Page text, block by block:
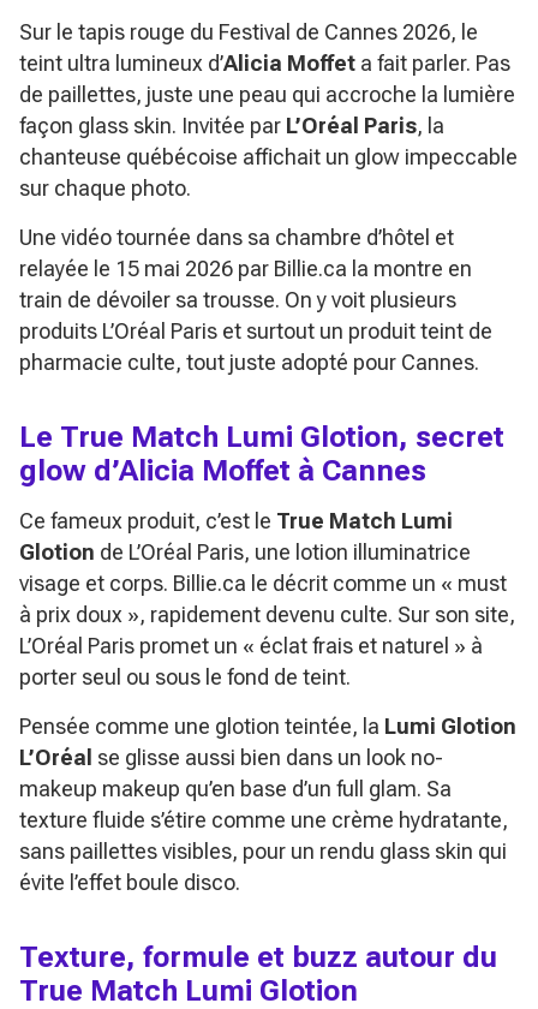
Sur le tapis rouge du Festival de Cannes 2026, le
teint ultra lumineux d’Alicia Moffet a fait parler. Pas
de paillettes, juste une peau qui accroche la lumière
façon glass skin. Invitée par L’Oréal Paris, la
chanteuse québécoise affichait un glow impeccable
sur chaque photo.
Une vidéo tournée dans sa chambre d’hôtel et
relayée le 15 mai 2026 par Billie.ca la montre en
train de dévoiler sa trousse. On y voit plusieurs
produits L’Oréal Paris et surtout un produit teint de
pharmacie culte, tout juste adopté pour Cannes.
Le True Match Lumi Glotion, secret
glow d’Alicia Moffet à Cannes
Ce fameux produit, c’est le True Match Lumi
Glotion de L’Oréal Paris, une lotion illuminatrice
visage et corps. Billie.ca le décrit comme un « must
à prix doux », rapidement devenu culte. Sur son site,
L’Oréal Paris promet un « éclat frais et naturel » à
porter seul ou sous le fond de teint.
Pensée comme une glotion teintée, la Lumi Glotion
L’Oréal se glisse aussi bien dans un look no-
makeup makeup qu’en base d’un full glam. Sa
texture fluide s’étire comme une crème hydratante,
sans paillettes visibles, pour un rendu glass skin qui
évite l’effet boule disco.
Texture, formule et buzz autour du
True Match Lumi Glotion